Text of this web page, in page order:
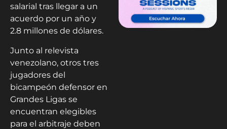
salarial tras llegar a un
acuerdo por un año y
2.8 millones de dólares.
Junto al relevista
venezolano, otros tres
jugadores del
bicampeón defensor en
Grandes Ligas se
encuentran elegibles
para el arbitraje deben